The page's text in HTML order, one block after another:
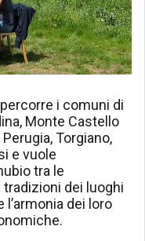
percorre i comuni di
Monte Castello
Torgiano,
e vuole
tra le
tradizioni dei luoghi
l’armonia dei loro